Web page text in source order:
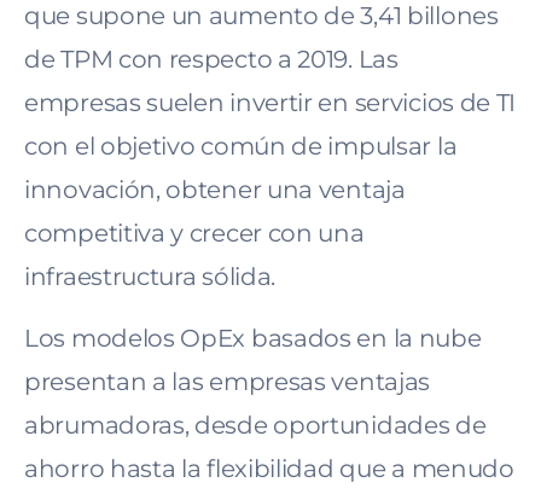
que supone un aumento de 3,41 billones
de TPM con respecto a 2019. Las
empresas suelen invertir en servicios de TI
con el objetivo común de impulsar la
innovación, obtener una ventaja
competitiva y crecer con una
infraestructura sólida.
Los modelos OpEx basados en la nube
presentan a las empresas ventajas
abrumadoras, desde oportunidades de
ahorro hasta la flexibilidad que a menudo